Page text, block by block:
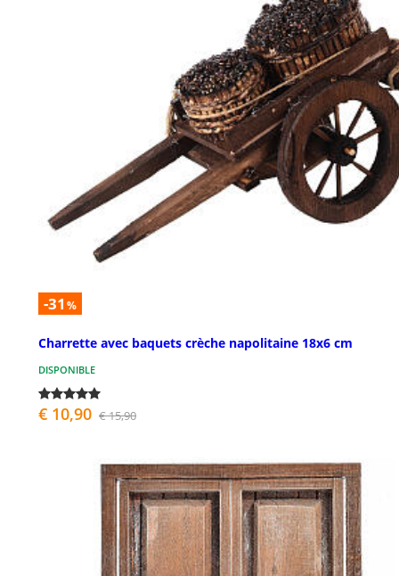
-31 %
Charrette avec baquets crèche napolitaine 18x6 cm
DISPONIBLE
€ 10,90 € 15,90